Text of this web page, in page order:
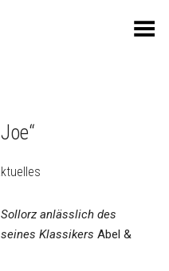
Toggle Menu
anlässlich des
Klassikers Abel &